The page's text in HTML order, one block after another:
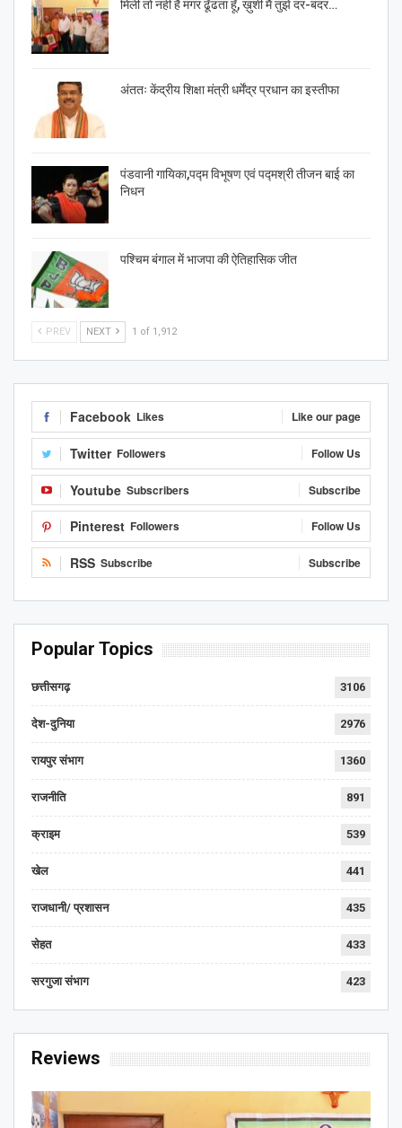
मिली तो नहीं है मगर ढूँढता हूँ, ख़ुशी मैं तुझे दर-बदर…
अंततः केंद्रीय शिक्षा मंत्री धर्मेंद्र प्रधान का इस्तीफा
पंडवानी गायिका,पद्म विभूषण एवं पद्मश्री तीजन बाई का
निधन
पश्चिम बंगाल में भाजपा की ऐतिहासिक जीत
PREV NEXT 1 of 1,912
Facebook Likes Like our page
Twitter Followers Follow Us
Youtube Subscribers Subscribe
Pinterest Followers Follow Us
RSS Subscribe Subscribe
Popular Topics
छत्तीसगढ़ 3106
देश-दुनिया 2976
रायपुर संभाग 1360
राजनीति 891
क्राइम 539
खेल 441
राजधानी/ प्रशासन 435
सेहत 433
सरगुजा संभाग 423
Reviews